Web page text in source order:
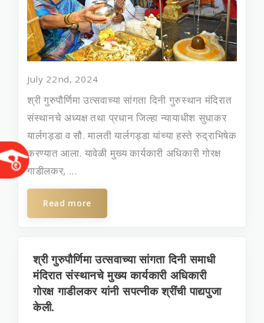
July 22nd, 2024
श्री गुरुपौर्णिमा उत्सवाच्या सांगता दिनी गुरुस्‍थान मंदिरात
संस्‍थानचे अध्‍यक्ष तथा प्रधान जिल्‍हा न्‍यायाधीश सुधाकर
यार्लगड्डा व सौ. मालती यार्लगड्डा यांच्‍या हस्‍ते रुद्राभिषेक
करण्‍यात आला. यावेळी मुख्‍य कार्यकारी अधिकारी गोरक्ष
गाडीलकर, ...
Read more
श्री गुरुपौर्णिमा उत्सवाच्या सांगता दिनी समाधी
मंदिरात संस्थानचे मुख्‍य कार्यकारी अधिकारी
गोरक्ष गाडीलकर यांनी सपत्‍नीक श्रींची पाद्यपुजा
केली.